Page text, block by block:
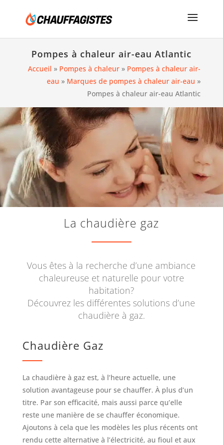
Pompes à chaleur air-eau Atlantic
Accueil » Pompes à chaleur » Pompes à chaleur air-
eau » Marques de pompes à chaleur air-eau »
Pompes à chaleur air-eau Atlantic
La chaudière gaz
Vous êtes à la recherche d’une ambiance
chaleureuse et naturelle pour votre
habitation?
Découvrez les différentes solutions d’une
chaudière à gaz.
Chaudière Gaz
La chaudière à gaz est, à l’heure actuelle, une
solution avantageuse pour se chauffer. À plus d’un
titre. Par son efficacité, mais aussi parce qu’elle
reste une manière de se chauffer économique.
Ajoutons à cela que les modèles les plus récents ont
rendu cette alternative à l’électricité, au fioul et aux